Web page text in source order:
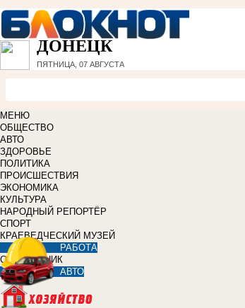
ДОНЕЦК
ПЯТНИЦА, 07 АВГУСТА
МЕНЮ
ОБЩЕСТВО
АВТО
ЗДОРОВЬЕ
ПОЛИТИКА
ПРОИСШЕСТВИЯ
ЭКОНОМИКА
КУЛЬТУРА
НАРОДНЫЙ РЕПОРТЁР
СПОРТ
КРАЕВЕДЧЕСКИЙ МУЗЕЙ
РАБОТА
СПРАВОЧНИК
АВТО